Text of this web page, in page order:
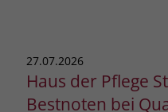
27.07.2026
Haus der Pflege
Bestnoten bei